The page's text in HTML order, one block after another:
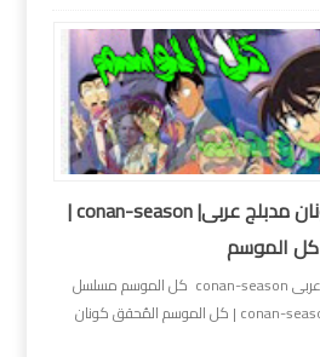
مسلسل المحقق كونان مدبلج عربى| conan-season |
كل الموسم
مسلسل المحقق كونان مدبلج عربى conan-season كل الموسم مسلسل
المحقق كونان مدبلج عربى| conan-season | كل الموسم المُحقق كونان